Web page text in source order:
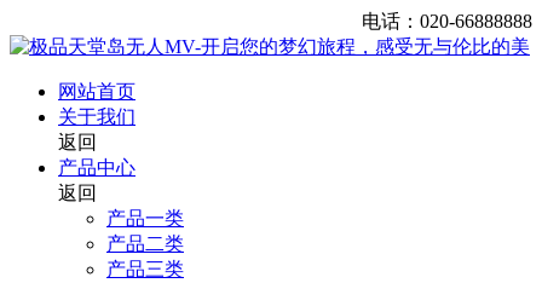
电话：020-66888888
网站首页
关于我们
返回
产品中心
返回
产品一类
产品二类
产品三类